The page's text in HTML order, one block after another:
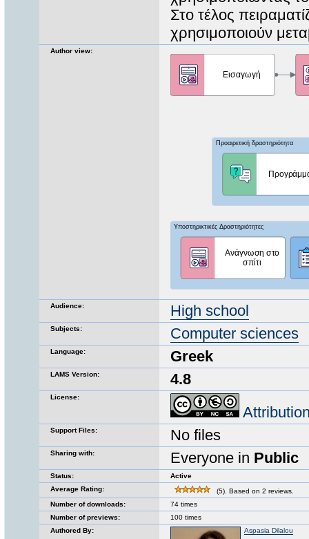
Στο τέλος
χρησιμοποιούν
Author view:
Audience: High school
Subjects: Computer sciences
Language: Greek
LAMS Version: 4.8
License:
Support Files: No files
Sharing with: Everyone in Public
Status:
Active
Average Rating:
(5). Based on 2 reviews.
Number of downloads:
74 times
Number of previews:
100 times
Authored By:
Aspasia Dilalou